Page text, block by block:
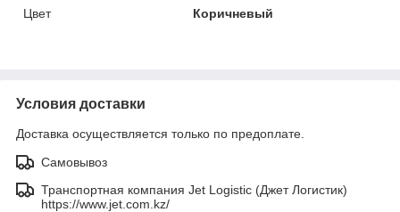
Цвет
Коричневый
Условия доставки
Доставка осуществляется только по предоплате.
Самовывоз
Транспортная компания Jet Logistic (Джет Логистик)
https://www.jet.com.kz/